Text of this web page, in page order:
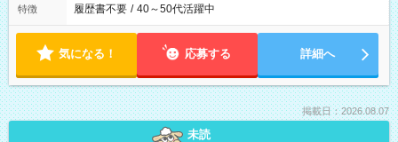
特徴 履歴書不要 / 40～50代活躍中
気になる！ 応募する 詳細へ
掲載日：2026.08.07
未読